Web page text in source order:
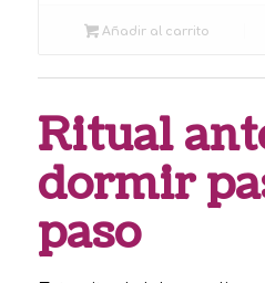
Añadir al carrito
Ritual
dormir
paso